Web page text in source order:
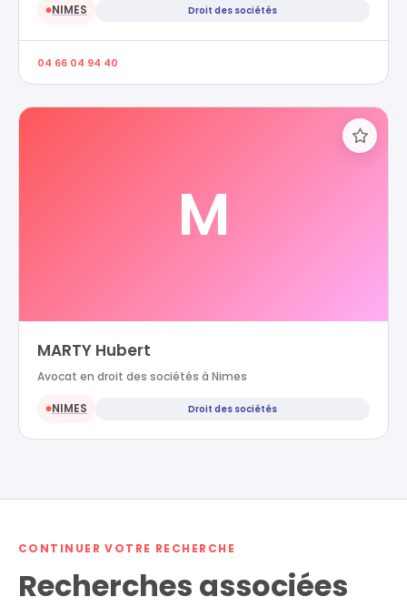
●NIMES Droit des sociétés
04 66 04 94 40
M
MARTY Hubert
Avocat en droit des sociétés à Nimes
●NIMES Droit des sociétés
CONTINUER VOTRE RECHERCHE
Recherches associées